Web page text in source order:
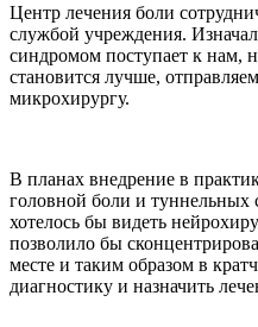
Центр лечения боли
службой учреждения.
синдромом поступает к нам,
становится лучше,
микрохирургу.
В планах внедрение в
головной боли и туннельных
хотелось бы видеть
позволило бы
месте и таким образом в
диагностику и назначить